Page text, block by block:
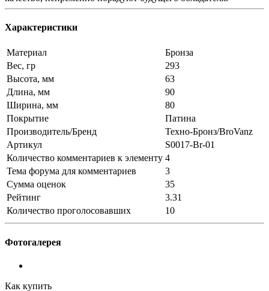
Характеристики
Материал
Бронза
Вес, гр
293
Высота, мм
63
Длина, мм
90
Ширина, мм
80
Покрытие
Патина
Производитель/Бренд
Техно-Бронз/BroVanz
Артикул
S0017-Br-01
Количество комментариев к элементу 4
Тема форума для комментариев
3
Сумма оценок
35
Рейтинг
3.31
Количество проголосовавших
10
Фотогалерея
Как купить